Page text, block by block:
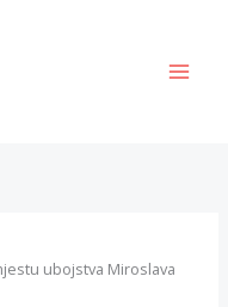
ubojstva Miroslava